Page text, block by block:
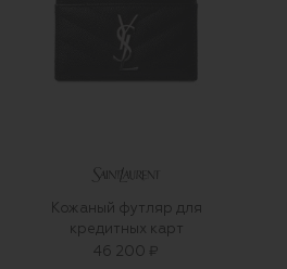
Кожаный футляр для
кредитных карт
46 200 ₽